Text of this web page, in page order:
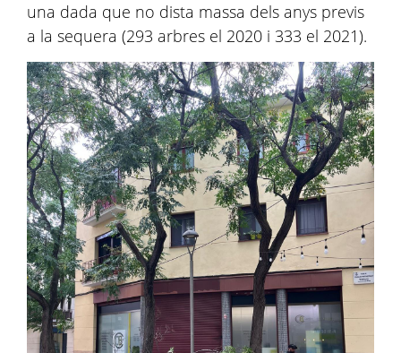
una dada que no dista massa dels anys previs
a la sequera (293 arbres el 2020 i 333 el 2021).